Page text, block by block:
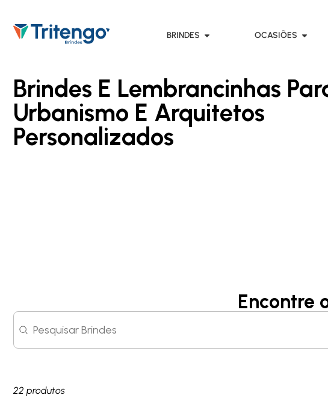
BRINDES OCASIÕES
Brindes E Lembrancinhas
Urbanismo E Arquitetos
Personalizados
Encontre
Search
Search content
22 produtos